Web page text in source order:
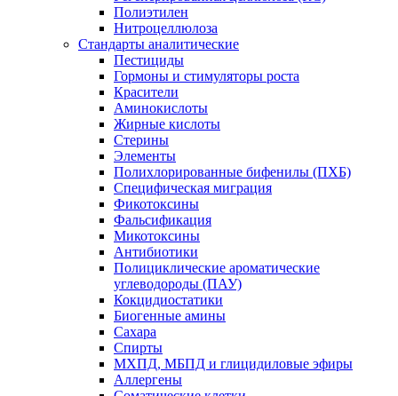
Полиэтилен
Нитроцеллюлоза
Стандарты аналитические
Пестициды
Гормоны и стимуляторы роста
Красители
Аминокислоты
Жирные кислоты
Стерины
Элементы
Полихлорированные бифенилы (ПХБ)
Специфическая миграция
Фикотоксины
Фальсификация
Микотоксины
Антибиотики
Полициклические ароматические
углеводороды (ПАУ)
Кокцидиостатики
Биогенные амины
Сахара
Спирты
МХПД, МБПД и глицидиловые эфиры
Аллергены